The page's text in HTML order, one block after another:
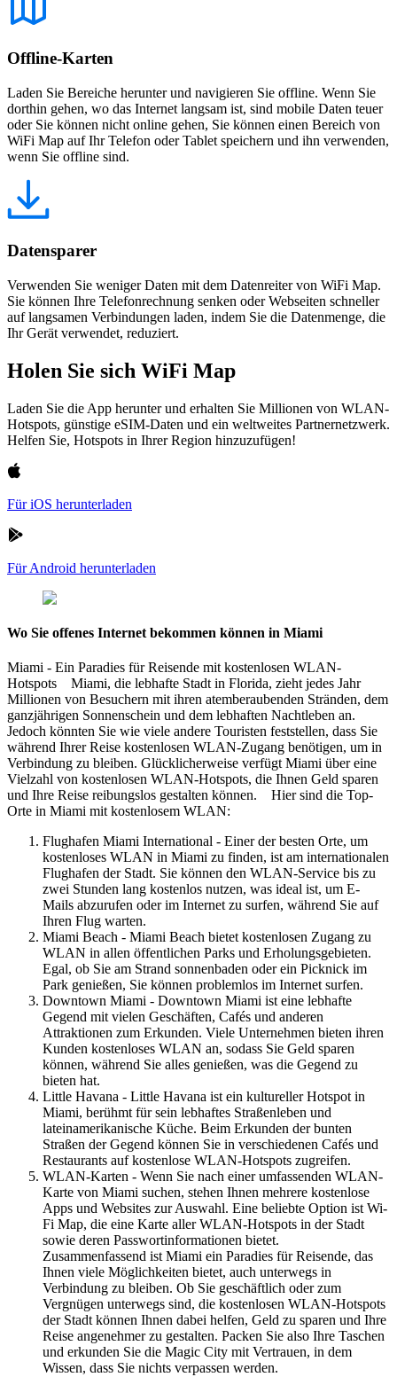
Offline-Karten
Laden Sie Bereiche herunter und navigieren Sie offline. Wenn Sie
dorthin gehen, wo das Internet langsam ist, sind mobile Daten teuer
oder Sie können nicht online gehen, Sie können einen Bereich von
WiFi Map auf Ihr Telefon oder Tablet speichern und ihn verwenden,
wenn Sie offline sind.
Datensparer
Verwenden Sie weniger Daten mit dem Datenreiter von WiFi Map.
Sie können Ihre Telefonrechnung senken oder Webseiten schneller
auf langsamen Verbindungen laden, indem Sie die Datenmenge, die
Ihr Gerät verwendet, reduziert.
Holen Sie sich WiFi Map
Laden Sie die App herunter und erhalten Sie Millionen von WLAN-
Hotspots, günstige eSIM-Daten und ein weltweites Partnernetzwerk.
Helfen Sie, Hotspots in Ihrer Region hinzuzufügen!
Für iOS herunterladen
Für Android herunterladen
Wo Sie offenes Internet bekommen können in Miami
Miami - Ein Paradies für Reisende mit kostenlosen WLAN-
Hotspots Miami, die lebhafte Stadt in Florida, zieht jedes Jahr
Millionen von Besuchern mit ihren atemberaubenden Stränden, dem
ganzjährigen Sonnenschein und dem lebhaften Nachtleben an.
Jedoch könnten Sie wie viele andere Touristen feststellen, dass Sie
während Ihrer Reise kostenlosen WLAN-Zugang benötigen, um in
Verbindung zu bleiben. Glücklicherweise verfügt Miami über eine
Vielzahl von kostenlosen WLAN-Hotspots, die Ihnen Geld sparen
und Ihre Reise reibungslos gestalten können. Hier sind die Top-
Orte in Miami mit kostenlosem WLAN:
Flughafen Miami International - Einer der besten Orte, um
kostenloses WLAN in Miami zu finden, ist am internationalen
Flughafen der Stadt. Sie können den WLAN-Service bis zu
zwei Stunden lang kostenlos nutzen, was ideal ist, um E-
Mails abzurufen oder im Internet zu surfen, während Sie auf
Ihren Flug warten.
Miami Beach - Miami Beach bietet kostenlosen Zugang zu
WLAN in allen öffentlichen Parks und Erholungsgebieten.
Egal, ob Sie am Strand sonnenbaden oder ein Picknick im
Park genießen, Sie können problemlos im Internet surfen.
Downtown Miami - Downtown Miami ist eine lebhafte
Gegend mit vielen Geschäften, Cafés und anderen
Attraktionen zum Erkunden. Viele Unternehmen bieten ihren
Kunden kostenloses WLAN an, sodass Sie Geld sparen
können, während Sie alles genießen, was die Gegend zu
bieten hat.
Little Havana - Little Havana ist ein kultureller Hotspot in
Miami, berühmt für sein lebhaftes Straßenleben und
lateinamerikanische Küche. Beim Erkunden der bunten
Straßen der Gegend können Sie in verschiedenen Cafés und
Restaurants auf kostenlose WLAN-Hotspots zugreifen.
WLAN-Karten - Wenn Sie nach einer umfassenden WLAN-
Karte von Miami suchen, stehen Ihnen mehrere kostenlose
Apps und Websites zur Auswahl. Eine beliebte Option ist Wi-
Fi Map, die eine Karte aller WLAN-Hotspots in der Stadt
sowie deren Passwortinformationen bietet.
Zusammenfassend ist Miami ein Paradies für Reisende, das
Ihnen viele Möglichkeiten bietet, auch unterwegs in
Verbindung zu bleiben. Ob Sie geschäftlich oder zum
Vergnügen unterwegs sind, die kostenlosen WLAN-Hotspots
der Stadt können Ihnen dabei helfen, Geld zu sparen und Ihre
Reise angenehmer zu gestalten. Packen Sie also Ihre Taschen
und erkunden Sie die Magic City mit Vertrauen, in dem
Wissen, dass Sie nichts verpassen werden.